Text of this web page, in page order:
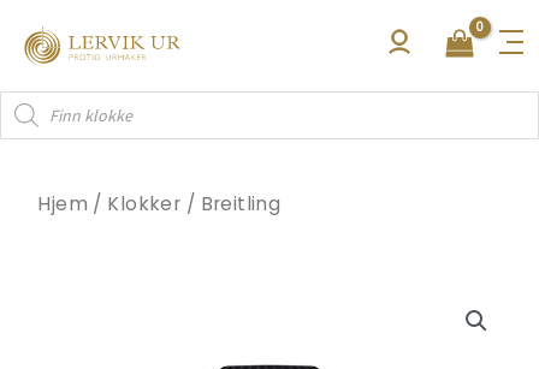
rett
innholdet
Products
search
Hjem / Klokker / Breitling